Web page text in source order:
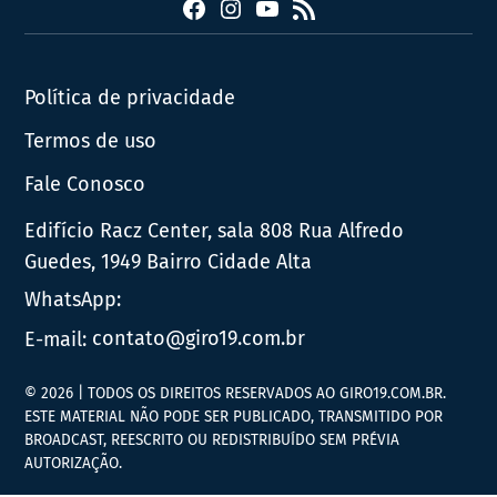
FacebookInstagram
YouTube
RSS
Política de privacidade
Termos de uso
Fale Conosco
Edifício Racz Center, sala 808 Rua Alfredo
Guedes, 1949 Bairro Cidade Alta
WhatsApp:
E-mail: contato@giro19.com.br
© 2026 | TODOS OS DIREITOS RESERVADOS AO GIRO19.COM.BR.
ESTE MATERIAL NÃO PODE SER PUBLICADO, TRANSMITIDO POR
BROADCAST, REESCRITO OU REDISTRIBUÍDO SEM PRÉVIA
AUTORIZAÇÃO.